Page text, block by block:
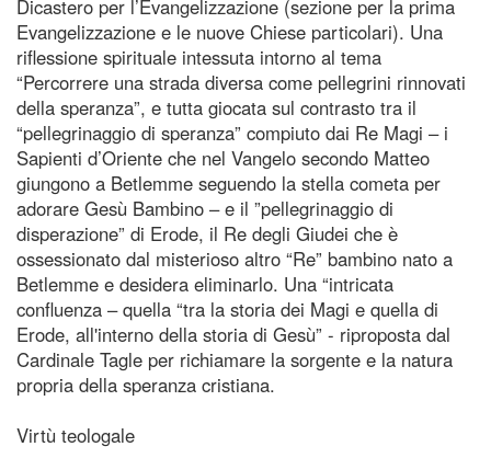
Dicastero per l’Evangelizzazione (sezione per la prima
Evangelizzazione e le nuove Chiese particolari). Una
riflessione spirituale intessuta intorno al tema
“Percorrere una strada diversa come pellegrini rinnovati
della speranza”, e tutta giocata sul contrasto tra il
“pellegrinaggio di speranza” compiuto dai Re Magi – i
Sapienti d’Oriente che nel Vangelo secondo Matteo
giungono a Betlemme seguendo la stella cometa per
adorare Gesù Bambino – e il ”pellegrinaggio di
disperazione” di Erode, il Re degli Giudei che è
ossessionato dal misterioso altro “Re” bambino nato a
Betlemme e desidera eliminarlo. Una “intricata
confluenza – quella “tra la storia dei Magi e quella di
Erode, all'interno della storia di Gesù” - riproposta dal
Cardinale Tagle per richiamare la sorgente e la natura
propria della speranza cristiana.
Virtù teologale